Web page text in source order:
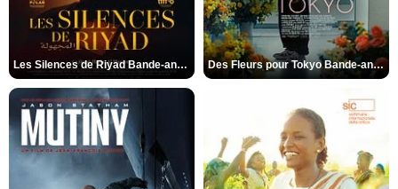
Les Silences de Riyad Bande-annonce VO STFR Des Fleurs pour Tokyo Bande-annonce VO STFR